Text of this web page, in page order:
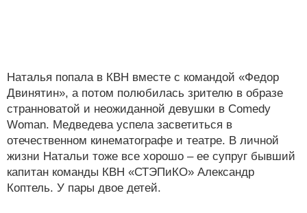
Наталья попала в КВН вместе с командой «Федор
Двинятин», а потом полюбилась зрителю в образе
странноватой и неожиданной девушки в Comedy
Woman. Медведева успела засветиться в
отечественном кинематографе и театре. В личной
жизни Натальи тоже все хорошо – ее супруг бывший
капитан команды КВН «СТЭПиКО» Александр
Коптель. У пары двое детей.